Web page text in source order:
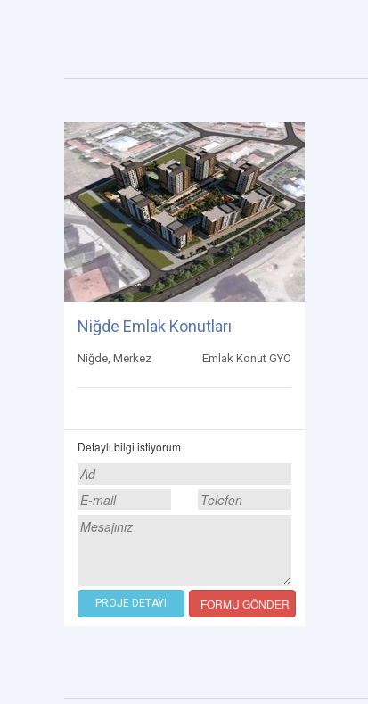
Niğde Emlak Konutları
Niğde, Merkez Emlak Konut GYO
Detaylı bilgi istiyorum
PROJE DETAYI FORMU GÖNDER